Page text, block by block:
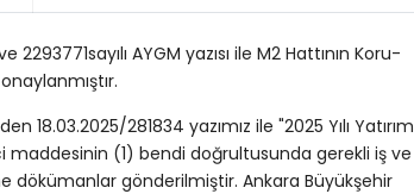
2293771sayılı AYGM yazısı ile M2 Hattının Koru-
18.03.2025/281834 yazımız ile "2025 Yılı Yatırım
maddesinin (1) bendi doğrultusunda gerekli iş ve
dökümanlar gönderilmiştir. Ankara Büyükşehir